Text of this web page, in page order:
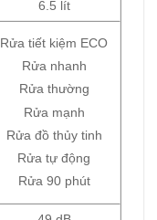
6.5 lít
Rửa tiết kiệm ECO
Rửa nhanh
Rửa thường
Rửa mạnh
Rửa đồ thủy tinh
Rửa tự động
Rửa 90 phút